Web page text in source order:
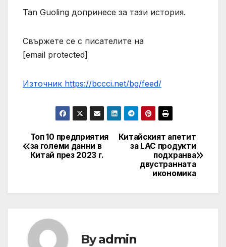
Tan Guoling допринесе за тази история.
Свържете се с писателите на
[email protected]
Източник https://bccci.net/bg/feed/
Post
navigation
Китайският апетит
за LAC продукти
подхранва
двустранната
икономика
Топ 10 предприятия
за големи данни в
Китай през 2023 г.
Byadmin